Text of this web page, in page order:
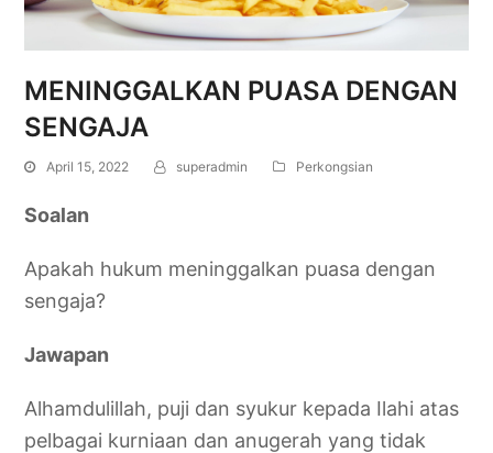
MENINGGALKAN PUASA DENGAN
SENGAJA
April 15, 2022 superadmin Perkongsian
Soalan
Apakah hukum meninggalkan puasa dengan
sengaja?
Jawapan
Alhamdulillah, puji dan syukur kepada Ilahi atas
pelbagai kurniaan dan anugerah yang tidak